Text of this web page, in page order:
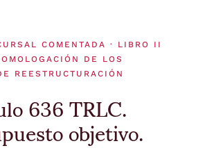
COMENTADA · LIBRO II
DE LOS
REESTRUCTURACIÓN
636 TRLC.
objetivo.